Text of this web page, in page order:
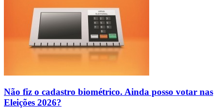
Não fiz o cadastro biométrico. Ainda posso votar nas
Eleições 2026?